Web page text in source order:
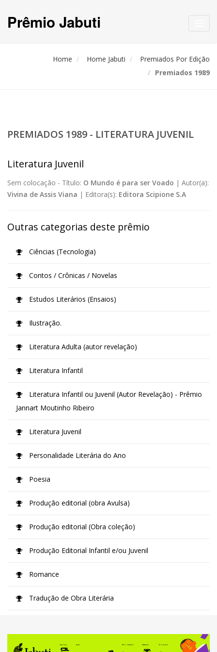
Prêmio Jabuti
Home Home Jabuti
Premiados Por Edição
Premiados 1989
PREMIADOS 1989 - LITERATURA JUVENIL
Literatura Juvenil
Sem colocação - Título: O Mundo é para ser Voado | Autor(a):
Vivina de Assis Viana | Editora(s): Editora Scipione S.A
Outras categorias deste prêmio
Ciências (Tecnologia)
Contos / Crônicas / Novelas
Estudos Literários (Ensaios)
Ilustração.
Literatura Adulta (autor revelação)
Literatura Infantil
Literatura Infantil ou Juvenil (Autor Revelação) - Prêmio
Jannart Moutinho Ribeiro
Literatura Juvenil
Personalidade Literária do Ano
Poesia
Produção editorial (obra Avulsa)
Produção editorial (Obra coleção)
Produção Editorial Infantil e/ou Juvenil
Romance
Tradução de Obra Literária